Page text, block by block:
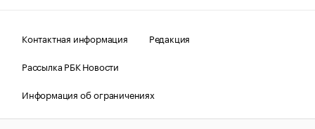
Контактная информация
Редакция
Рассылка РБК Новости
Информация об ограничениях
Правовая информация
О соблюдении авторских прав